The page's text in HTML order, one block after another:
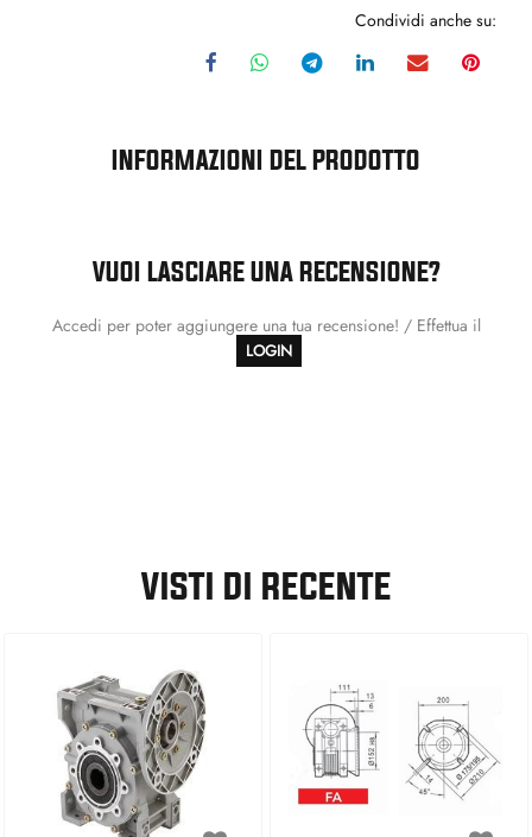
Condividi anche su:
INFORMAZIONI DEL PRODOTTO
VUOI LASCIARE UNA RECENSIONE?
Accedi per poter aggiungere una tua recensione! / Effettua il
LOGIN
VISTI DI RECENTE